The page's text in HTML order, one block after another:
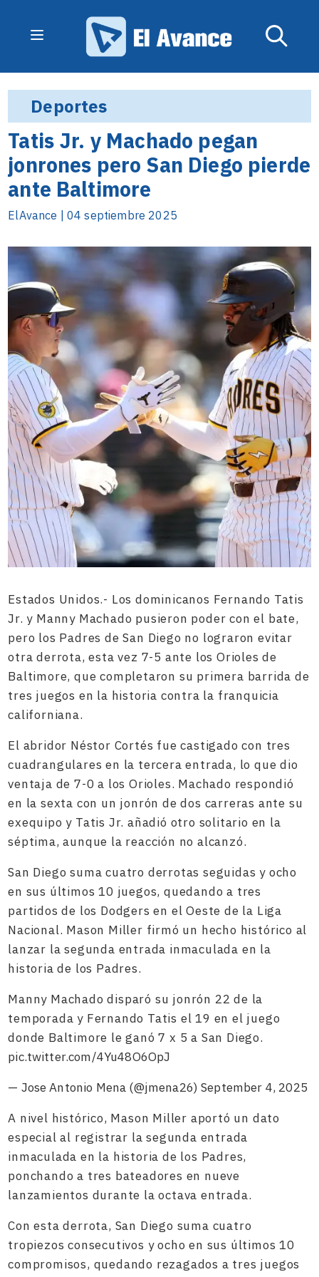
Deportes
Tatis Jr. y Machado pegan
jonrones pero San Diego pierde
ante Baltimore
ElAvance | 04 septiembre 2025
Estados Unidos.- Los dominicanos Fernando Tatis
Jr. y Manny Machado pusieron poder con el bate,
pero los Padres de San Diego no lograron evitar
otra derrota, esta vez 7-5 ante los Orioles de
Baltimore, que completaron su primera barrida de
tres juegos en la historia contra la franquicia
californiana.
El abridor Néstor Cortés fue castigado con tres
cuadrangulares en la tercera entrada, lo que dio
ventaja de 7-0 a los Orioles. Machado respondió
en la sexta con un jonrón de dos carreras ante su
exequipo y Tatis Jr. añadió otro solitario en la
séptima, aunque la reacción no alcanzó.
San Diego suma cuatro derrotas seguidas y ocho
en sus últimos 10 juegos, quedando a tres
partidos de los Dodgers en el Oeste de la Liga
Nacional. Mason Miller firmó un hecho histórico al
lanzar la segunda entrada inmaculada en la
historia de los Padres.
Manny Machado disparó su jonrón 22 de la
temporada y Fernando Tatis el 19 en el juego
donde Baltimore le ganó 7 x 5 a San Diego.
pic.twitter.com/4Yu48O6OpJ
— Jose Antonio Mena (@jmena26)September 4, 2025
A nivel histórico, Mason Miller aportó un dato
especial al registrar la segunda entrada
inmaculada en la historia de los Padres,
ponchando a tres bateadores en nueve
lanzamientos durante la octava entrada.
Con esta derrota, San Diego suma cuatro
tropiezos consecutivos y ocho en sus últimos 10
compromisos, quedando rezagados a tres juegos